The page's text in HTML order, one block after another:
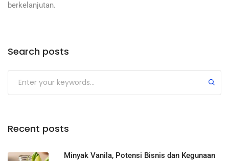
berkelanjutan.
Search posts
Recent posts
Minyak Vanila, Potensi Bisnis dan Kegunaan